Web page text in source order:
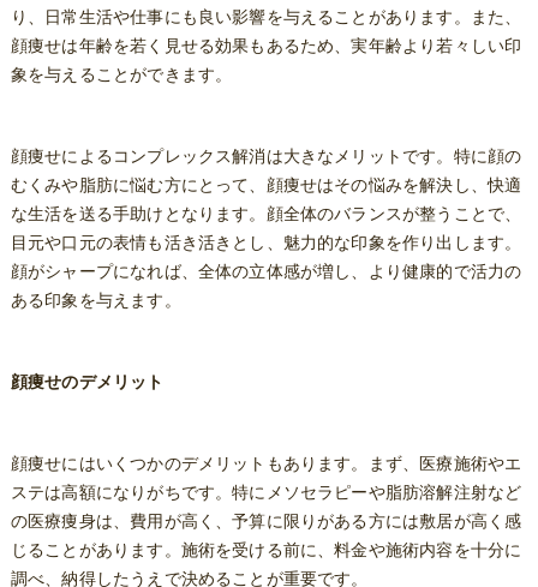
り、日常生活や仕事にも良い影響を与えることがあります。また、
顔痩せは年齢を若く見せる効果もあるため、実年齢より若々しい印
象を与えることができます。
顔痩せによるコンプレックス解消は大きなメリットです。特に顔の
むくみや脂肪に悩む方にとって、顔痩せはその悩みを解決し、快適
な生活を送る手助けとなります。顔全体のバランスが整うことで、
目元や口元の表情も活き活きとし、魅力的な印象を作り出します。
顔がシャープになれば、全体の立体感が増し、より健康的で活力の
ある印象を与えます。
顔痩せのデメリット
顔痩せにはいくつかのデメリットもあります。まず、医療施術やエ
ステは高額になりがちです。特にメソセラピーや脂肪溶解注射など
の医療痩身は、費用が高く、予算に限りがある方には敷居が高く感
じることがあります。施術を受ける前に、料金や施術内容を十分に
調べ、納得したうえで決めることが重要です。